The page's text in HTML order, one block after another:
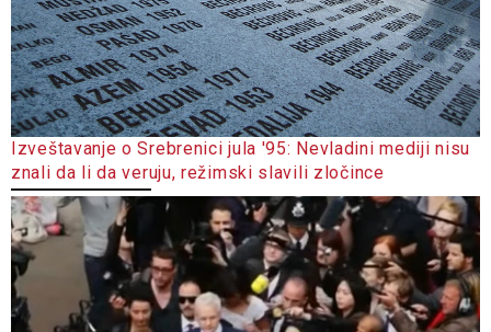
Izveštavanje o Srebrenici jula '95: Nevladini mediji nisu
znali da li da veruju, režimski slavili zločince